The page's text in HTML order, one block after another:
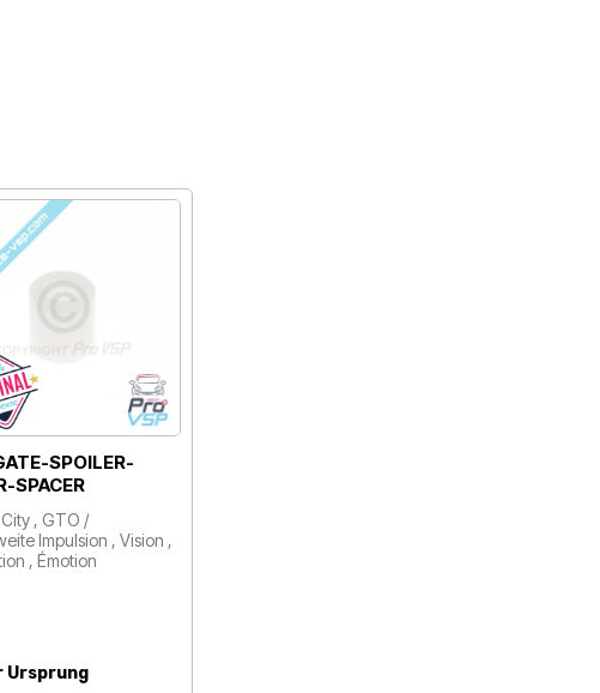
SPOILER-
SPACER
, GTO /
Impulsion , Vision ,
, Émotion
Ursprung